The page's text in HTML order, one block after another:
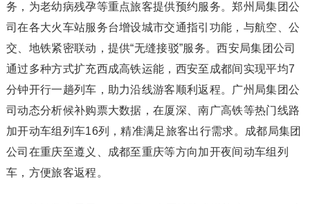
务，为老幼病残孕等重点旅客提供预约服务。郑州局集团公
司在各大火车站服务台增设城市交通指引功能，与航空、公
交、地铁紧密联动，提供“无缝接驳”服务。西安局集团公司
通过多种方式扩充西成高铁运能，西安至成都间实现平均7
分钟开行一趟列车，助力沿线游客顺利返程。广州局集团公
司动态分析候补购票大数据，在厦深、南广高铁等热门线路
加开动车组列车16列，精准满足旅客出行需求。成都局集团
公司在重庆至遵义、成都至重庆等方向加开夜间动车组列
车，方便旅客返程。